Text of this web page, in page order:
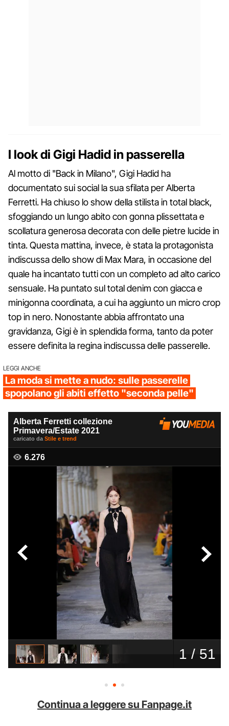
I look di Gigi Hadid in passerella
Al motto di "Back in Milano", Gigi Hadid ha
documentato sui social la sua sfilata per Alberta
Ferretti. Ha chiuso lo show della stilista in total black,
sfoggiando un lungo abito con gonna plissettata e
scollatura generosa decorata con delle pietre lucide in
tinta. Questa mattina, invece, è stata la protagonista
indiscussa dello show di Max Mara, in occasione del
quale ha incantato tutti con un completo ad alto carico
sensuale. Ha puntato sul total denim con giacca e
minigonna coordinata, a cui ha aggiunto un micro crop
top in nero. Nonostante abbia affrontato una
gravidanza, Gigi è in splendida forma, tanto da poter
essere definita la regina indiscussa delle passerelle.
LEGGI ANCHE
La moda si mette a nudo: sulle passerelle
spopolano gli abiti effetto "seconda pelle"
Continua a leggere su Fanpage.it